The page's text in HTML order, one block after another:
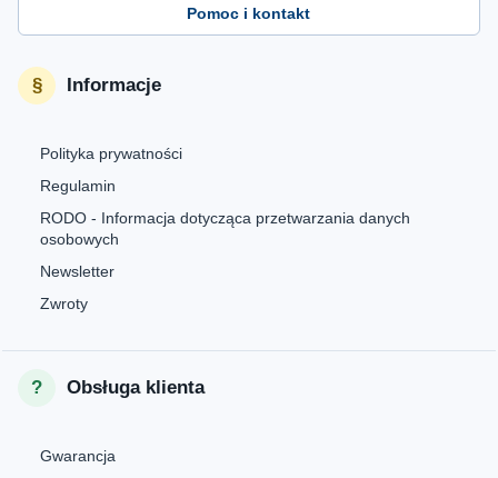
Pomoc i kontakt
Informacje
Polityka prywatności
Regulamin
RODO - Informacja dotycząca przetwarzania danych
osobowych
Newsletter
Zwroty
Obsługa klienta
Gwarancja